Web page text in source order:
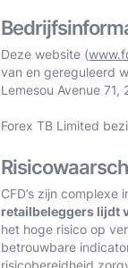
Deze website (
van en gereguleerd
Lemesou Avenue 71,
Forex TB Limited
CFD’s zijn
retailbeleggers lijdt
het hoge risico op
betrouwbare
risicobereidheid